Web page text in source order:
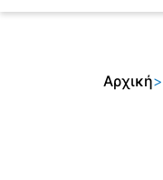
Αρχική>